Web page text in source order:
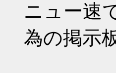
ニュー速
為の掲示